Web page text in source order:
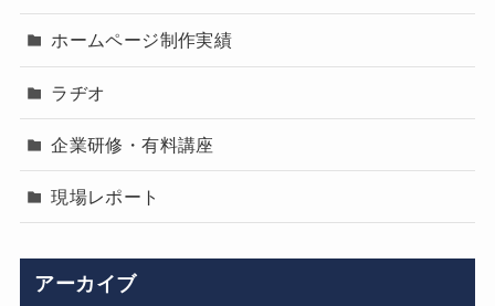
ホームページ制作実績
ラヂオ
企業研修・有料講座
現場レポート
アーカイブ